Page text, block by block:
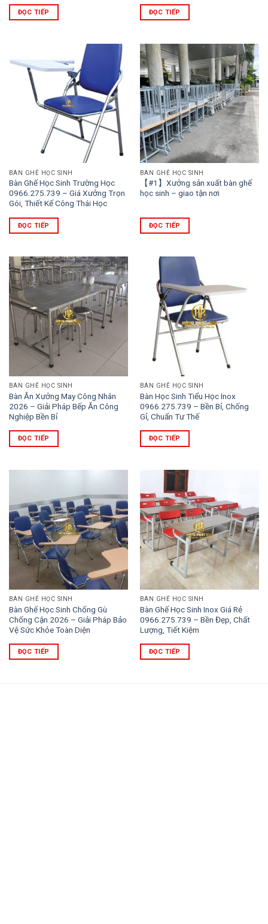
ĐỌC TIẾP ĐỌC TIẾP
BÀN GHẾ HỌC SINH
Bàn Ghế Học Sinh Trường Học
0966.275.739 – Giá Xưởng Trọn
Gói, Thiết Kế Công Thái Học
ĐỌC TIẾP
BÀN GHẾ HỌC SINH
【#1】Xưởng sản xuất bàn ghế
học sinh – giao tận nơi
ĐỌC TIẾP
BÀN GHẾ HỌC SINH
Bàn Ăn Xưởng May Công Nhân
2026 – Giải Pháp Bếp Ăn Công
Nghiệp Bền Bỉ
ĐỌC TIẾP
BÀN GHẾ HỌC SINH
Bàn Học Sinh Tiểu Học Inox
0966.275.739 – Bền Bỉ, Chống
Gỉ, Chuẩn Tư Thế
ĐỌC TIẾP
BÀN GHẾ HỌC SINH
Bàn Ghế Học Sinh Chống Gù
Chống Cận 2026 – Giải Pháp Bảo
Vệ Sức Khỏe Toàn Diện
ĐỌC TIẾP
BÀN GHẾ HỌC SINH
Bàn Ghế Học Sinh Inox Giá Rẻ
0966.275.739 – Bền Đẹp, Chất
Lượng, Tiết Kiệm
ĐỌC TIẾP